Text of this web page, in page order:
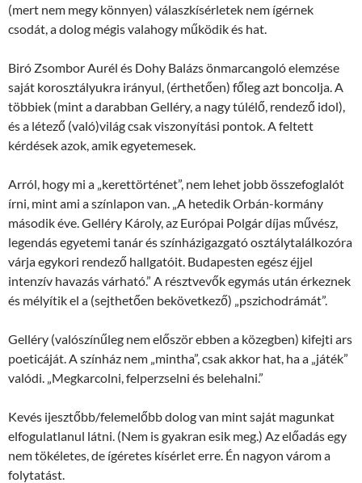
(mert nem megy könnyen) válaszkísérletek nem ígérnek
csodát, a dolog mégis valahogy működik és hat.
Biró Zsombor Aurél és Dohy Balázs önmarcangoló elemzése
saját korosztályukra irányul, (érthetően) főleg azt boncolja. A
többiek (mint a darabban Gelléry, a nagy túlélő, rendező idol),
és a létező (való)világ csak viszonyítási pontok. A feltett
kérdések azok, amik egyetemesek.
Arról, hogy mi a „kerettörténet”, nem lehet jobb összefoglalót
írni, mint ami a színlapon van. „A hetedik Orbán-kormány
második éve. Gelléry Károly, az Európai Polgár díjas művész,
legendás egyetemi tanár és színházigazgató osztálytalálkozóra
várja egykori rendező hallgatóit. Budapesten egész éjjel
intenzív havazás várható.” A résztvevők egymás után érkeznek
és mélyítik el a (sejthetően bekövetkező) „pszichodrámát”.
Gelléry (valószínűleg nem először ebben a közegben) kifejti ars
poeticáját. A színház nem „mintha”, csak akkor hat, ha a „játék”
valódi. „Megkarcolni, felperzselni és belehalni.”
Kevés ijesztőbb/felemelőbb dolog van mint saját magunkat
elfogulatlanul látni. (Nem is gyakran esik meg.) Az előadás egy
nem tökéletes, de ígéretes kísérlet erre. Én nagyon várom a
folytatást.